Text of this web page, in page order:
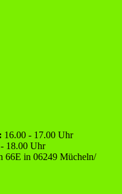
16.00 - 17.00 Uhr
18.00 Uhr
66E in 06249 Mücheln/